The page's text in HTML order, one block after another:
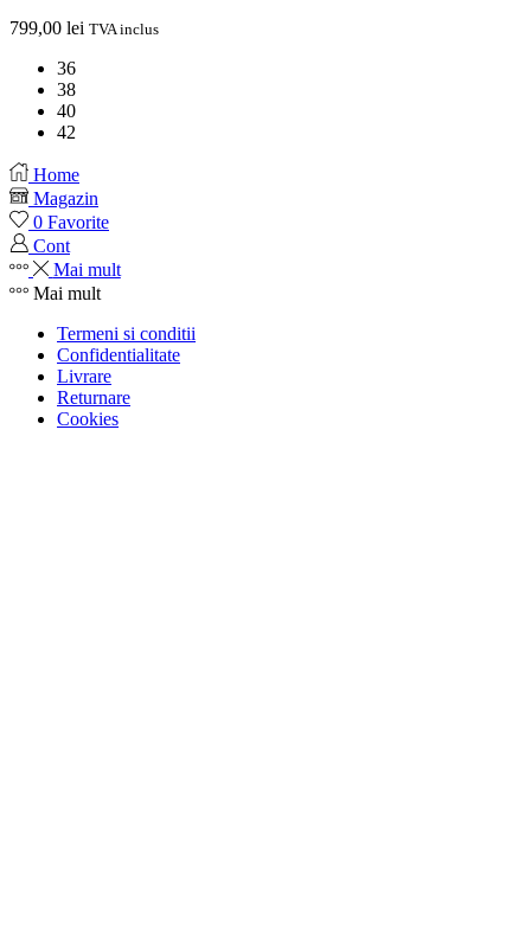
799,00 lei TVA inclus
36
38
40
42
Home
Magazin
0 Favorite
Cont
Mai mult
Mai mult
Termeni si conditii
Confidentialitate
Livrare
Returnare
Cookies